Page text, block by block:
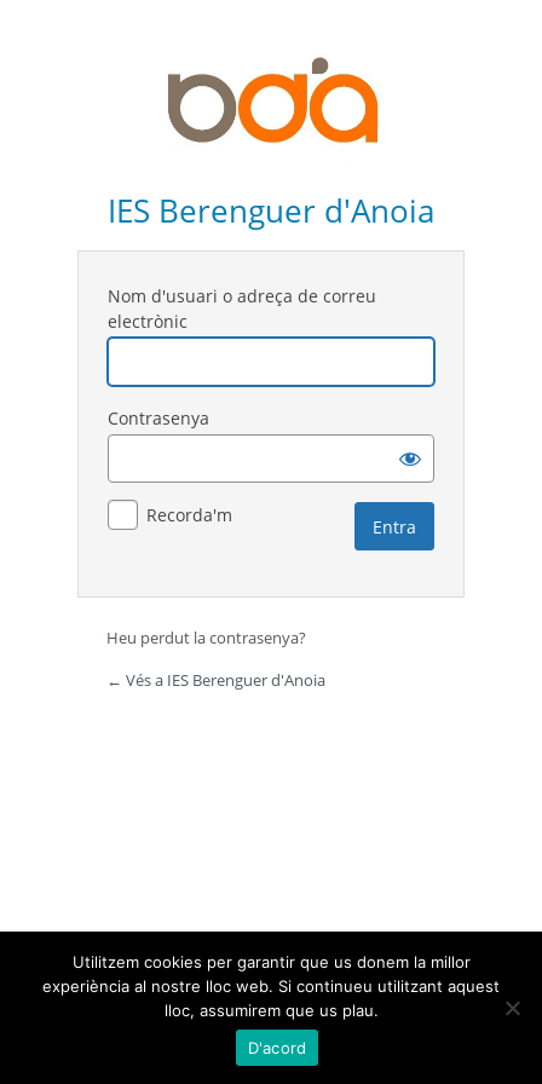
IES Berenguer d'Anoia
Nom d'usuari o adreça de correu
electrònic
Contrasenya
Recorda'm
Heu perdut la contrasenya?
← Vés a IES Berenguer d'Anoia
Utilitzem cookies per garantir que us donem la millor
experiència al nostre lloc web. Si continueu utilitzant aquest
lloc, assumirem que us plau.
D'acord